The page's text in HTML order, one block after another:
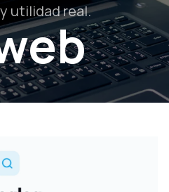
utilidad real.